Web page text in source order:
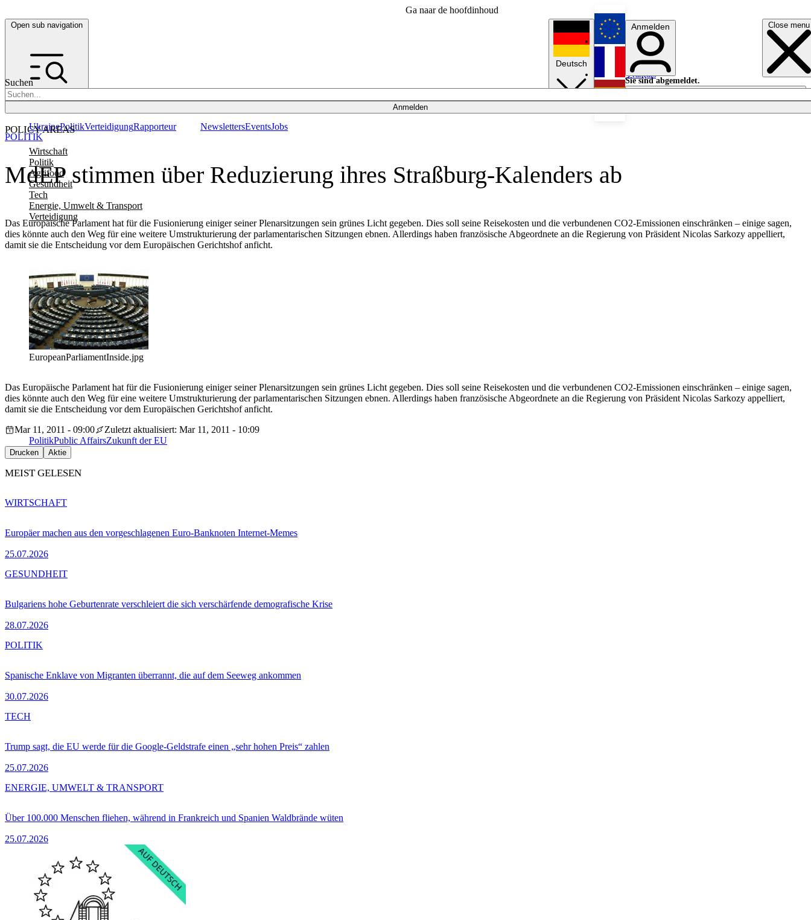
Ga naar de hoofdinhoud
Open sub navigation Close menu
Suchen
Anmelden
POLICY AREAS
Wirtschaft
Politik
Agrifood
Gesundheit
Tech
Energie, Umwelt & Transport
Verteidigung
UkrainePolitikVerteidigungRapporteur NewslettersEventsJobs
Deutsch
English
Français
Anmelden
Sie sind abgemeldet.
Anmelden
Licht aus
MdEP stimmen über Reduzierung ihres Straßburg-Kalenders ab
Das Europäische Parlament hat für die Fusionierung einiger seiner Plenarsitzungen sein grünes Licht gegeben. Dies soll seine Reisekosten und die verbundenen CO2-Emissionen einschränken – einige sagen,
dies könnte auch den Weg für eine weitere Umstrukturierung der parlamentarischen Sitzungen ebnen. Allerdings haben französische Abgeordnete an die Regierung von Präsident Nicolas Sarkozy appelliert,
damit sie die Entscheidung vor dem Europäischen Gerichtshof anficht.
POLITIK
EuropeanParliamentInside.jpg
Das Europäische Parlament hat für die Fusionierung einiger seiner Plenarsitzungen sein grünes Licht gegeben. Dies soll seine Reisekosten und die verbundenen CO2-Emissionen einschränken – einige sagen,
dies könnte auch den Weg für eine weitere Umstrukturierung der parlamentarischen Sitzungen ebnen. Allerdings haben französische Abgeordnete an die Regierung von Präsident Nicolas Sarkozy appelliert,
damit sie die Entscheidung vor dem Europäischen Gerichtshof anficht.
Mar 11, 2011 - 09:00
Zuletzt aktualisiert: Mar 11, 2011 - 10:09
PolitikPublic AffairsZukunft der EU
Drucken Aktie
MEIST GELESEN
Europäer machen aus den vorgeschlagenen Euro-Banknoten Internet-Memes
25.07.2026
WIRTSCHAFT
Bulgariens hohe Geburtenrate verschleiert die sich verschärfende demografische Krise
28.07.2026
GESUNDHEIT
Spanische Enklave von Migranten überrannt, die auf dem Seeweg ankommen
30.07.2026
POLITIK
Trump sagt, die EU werde für die Google-Geldstrafe einen „sehr hohen Preis“ zahlen
25.07.2026
TECH
Über 100.000 Menschen fliehen, während in Frankreich und Spanien Waldbrände wüten
25.07.2026
ENERGIE, UMWELT & TRANSPORT